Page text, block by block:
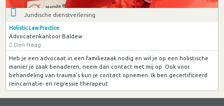
Juridische dienstverlening
Holistic Law Practice
Advocatenkantoor Baldew
Den Haag
Heb je een advocaat in een familiezaak nodig en wil je op een holistische
manier je zaak benaderen, neem dan contact met mij op. Ook voor
behandeling van trauma's kun je contact opnemen. Ik ben gecertificeerd
reïncarnatie- en regressie therapeut